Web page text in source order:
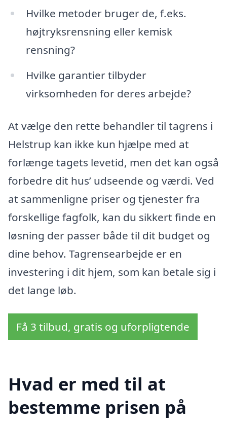
Hvilke metoder bruger de, f.eks.
højtryksrensning eller kemisk
rensning?
Hvilke garantier tilbyder
virksomheden for deres arbejde?
At vælge den rette behandler til tagrens i
Helstrup kan ikke kun hjælpe med at
forlænge tagets levetid, men det kan også
forbedre dit hus’ udseende og værdi. Ved
at sammenligne priser og tjenester fra
forskellige fagfolk, kan du sikkert finde en
løsning der passer både til dit budget og
dine behov. Tagrensearbejde er en
investering i dit hjem, som kan betale sig i
det lange løb.
Få 3 tilbud, gratis og uforpligtende
Hvad er med til at
bestemme prisen på